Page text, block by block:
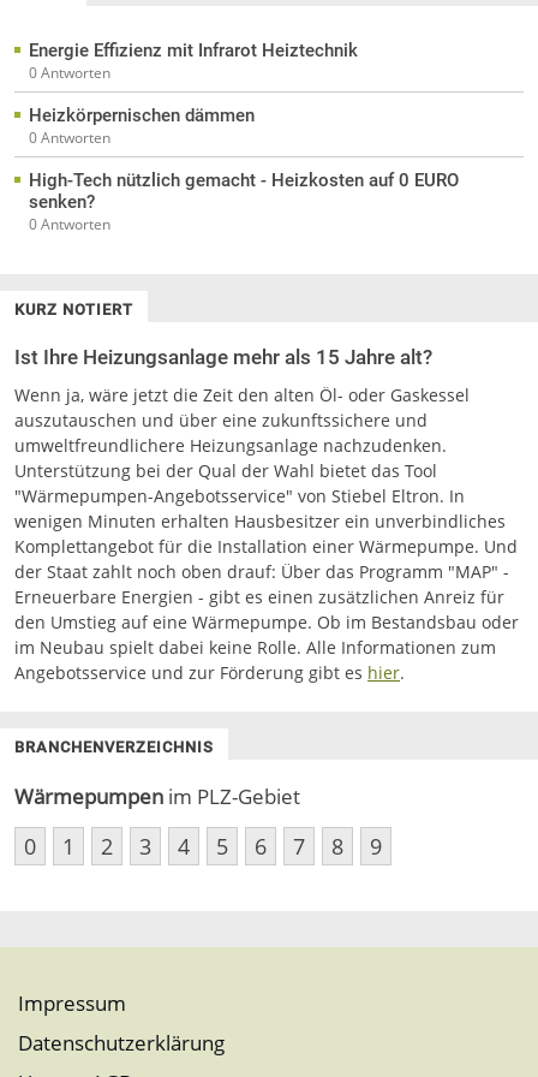
Energie Effizienz mit Infrarot Heiztechnik
0 Antworten
Heizkörpernischen dämmen
0 Antworten
High-Tech nützlich gemacht - Heizkosten auf 0 EURO
senken?
0 Antworten
KURZ NOTIERT
Ist Ihre Heizungsanlage mehr als 15 Jahre alt?
Wenn ja, wäre jetzt die Zeit den alten Öl- oder Gaskessel
auszutauschen und über eine zukunftssichere und
umweltfreundlichere Heizungsanlage nachzudenken.
Unterstützung bei der Qual der Wahl bietet das Tool
"Wärmepumpen-Angebotsservice" von Stiebel Eltron. In
wenigen Minuten erhalten Hausbesitzer ein unverbindliches
Komplettangebot für die Installation einer Wärmepumpe. Und
der Staat zahlt noch oben drauf: Über das Programm "MAP" -
Erneuerbare Energien - gibt es einen zusätzlichen Anreiz für
den Umstieg auf eine Wärmepumpe. Ob im Bestandsbau oder
im Neubau spielt dabei keine Rolle. Alle Informationen zum
Angebotsservice und zur Förderung gibt es hier.
BRANCHENVERZEICHNIS
Wärmepumpen im PLZ-Gebiet
0 1 2 3 4 5 6 7 8 9
Impressum
Datenschutzerklärung